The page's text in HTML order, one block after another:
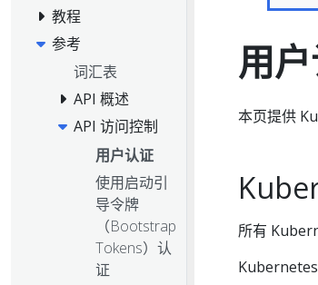
教程
参考
词汇表
API 概述
API 访问控制
用户认证
使用启动引
导令牌
（Bootstrap
Tokens）认
证
用
本页提供
所有
Kubernetes